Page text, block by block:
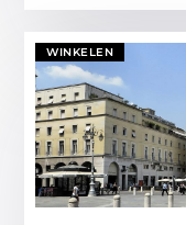
WINKELEN